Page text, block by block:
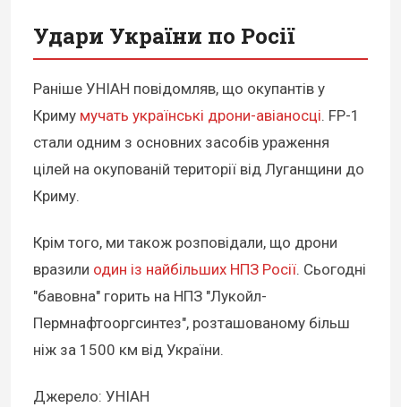
Удари України по Росії
Раніше УНІАН повідомляв, що окупантів у
Криму мучать українські дрони-авіаносці. FP-1
стали одним з основних засобів ураження
цілей на окупованій території від Луганщини до
Криму.
Крім того, ми також розповідали, що дрони
вразили один із найбільших НПЗ Росії. Сьогодні
"бавовна" горить на НПЗ "Лукойл-
Пермнафтооргсинтез", розташованому більш
ніж за 1500 км від України.
Джерело: УНІАН